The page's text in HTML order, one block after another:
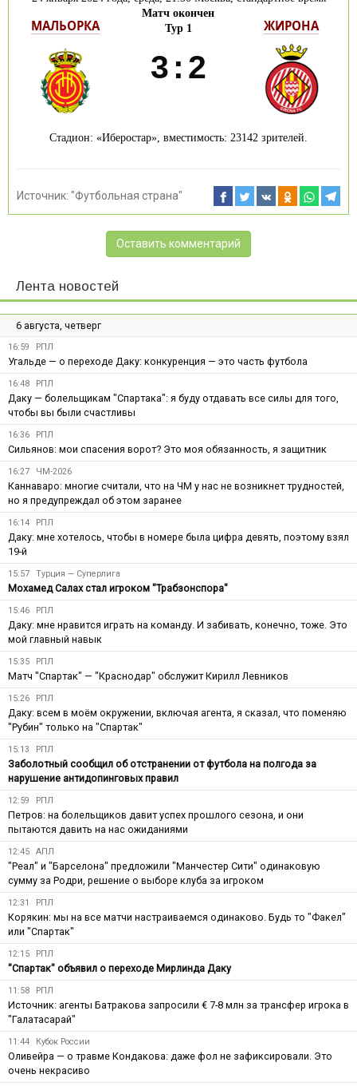
МАЛЬОРКА
Матч окончен
Тур 1
3 : 2
ЖИРОНА
Стадион: «Иберостар», вместимость: 23142 зрителей.
Источник: "Футбольная страна"
Оставить комментарий
Лента новостей
6 августа, четверг
16:59 РПЛ
Угальде — о переходе Даку: конкуренция — это часть футбола
16:48 РПЛ
Даку — болельщикам "Спартака": я буду отдавать все силы для того,
чтобы вы были счастливы
16:36 РПЛ
Сильянов: мои спасения ворот? Это моя обязанность, я защитник
16:27 ЧМ-2026
Каннаваро: многие считали, что на ЧМ у нас не возникнет трудностей,
но я предупреждал об этом заранее
16:14 РПЛ
Даку: мне хотелось, чтобы в номере была цифра девять, поэтому взял
19-й
15:57 Турция — Суперлига
Мохамед Салах стал игроком "Трабзонспора"
15:46 РПЛ
Даку: мне нравится играть на команду. И забивать, конечно, тоже. Это
мой главный навык
15:35 РПЛ
Матч "Спартак" — "Краснодар" обслужит Кирилл Левников
15:26 РПЛ
Даку: всем в моём окружении, включая агента, я сказал, что поменяю
"Рубин" только на "Спартак"
15:13 РПЛ
Заболотный сообщил об отстранении от футбола на полгода за
нарушение антидопинговых правил
12:59 РПЛ
Петров: на болельщиков давит успех прошлого сезона, и они
пытаются давить на нас ожиданиями
12:45 АПЛ
"Реал" и "Барселона" предложили "Манчестер Сити" одинаковую
сумму за Родри, решение о выборе клуба за игроком
12:31 РПЛ
Корякин: мы на все матчи настраиваемся одинаково. Будь то "Факел"
или "Спартак"
12:15 РПЛ
"Спартак" объявил о переходе Мирлинда Даку
11:58 РПЛ
Источник: агенты Батракова запросили € 7-8 млн за трансфер игрока в
"Галатасарай"
11:44 Кубок России
Оливейра — о травме Кондакова: даже фол не зафиксировали. Это
очень некрасиво